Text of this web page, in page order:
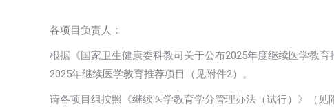
各项目负责人：
根据《国家卫生健康委科教司关于公布2025年度继续医学教
2025年继续医学教育推荐项目（见附件2）。
请各项目组按照《继续医学教育学分管理办法（试行）》（